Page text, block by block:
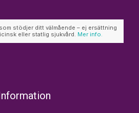
stödjer ditt välmående – ej ersättning
eller statlig sjukvård. Mer info.